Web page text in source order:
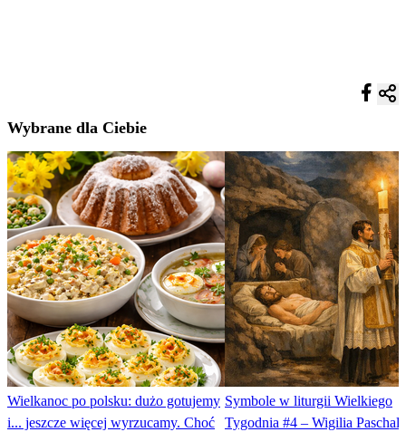
Wybrane dla Ciebie
Wielkanoc po polsku: dużo gotujemy
i... jeszcze więcej wyrzucamy. Choć
Symbole w liturgii Wielkiego
Tygodnia #4 – Wigilia